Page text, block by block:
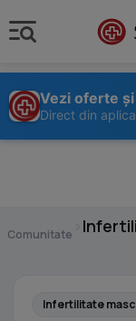
Vezi oferte
Direct din
Comunitate
Infertilitate